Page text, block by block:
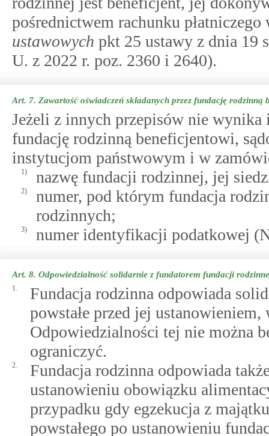
pośrednictwem rachunku
ustawowych pkt 25 ustawy z dnia 19
U. z 2022 r. poz. 2360 i 2640).
Art. 7. Zawartość oświadczeń składanych przez fundację rodzinną
Jeżeli z innych przepisów nie wynika
fundację rodzinną beneficjentowi,
instytucjom państwowym i w
1) nazwę fundacji rodzinnej, jej
2)
numer, pod którym fundacja
rodzinnych;
3) numer identyfikacji podatkowej
Art. 8. Odpowiedzialność solidarnie z fundatorem fundacji
1.
Fundacja rodzinna odpowiada
powstałe przed jej
Odpowiedzialności tej nie można
ograniczyć.
2.
Fundacja rodzinna odpowiada
ustanowieniu obowiązku
przypadku gdy egzekucja z
powstałego po ustanowieniu